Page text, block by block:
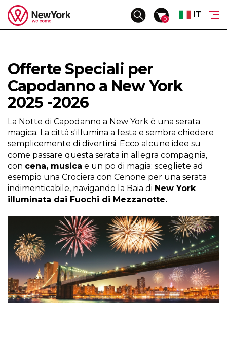
La Nostra Signature Collection™
New York a Piedi - Tour Privati™
Soggiorni a New York™
Corporate & VIP™
Viaggi di Gruppo Accompagnati
Circuiti Accompagnati in Pullman
Concierge: Servizi Aggiuntivi
Crociere & Elicotteri
Entrate ai Musei + NYC PASS
Broadway Musical & Shows
Tour di notte
Tour e Crociere delle Festività
Ristoranti
Carta Regalo - Gift Card
Natale e Festività Natalizie
Capodanno
Pasqua
4 di Luglio
La Maratona di NYC
Viaggio di Nozze
Trasferimenti in Auto
Trasferimenti in Autobus per Gruppi
Eventi
Da vedere
Da sapere
Assistenza in loco
A New York con Irene
Alberghi
Residence
Toggle
0 IT
Offerte Speciali per
Capodanno a New York
2025 -2026
La Notte di Capodanno a New York è una serata
magica. La città s'illumina a festa e sembra chiedere
semplicemente di divertirsi. Ecco alcune idee su
come passare questa serata in allegra compagnia,
con cena, musica e un po di magia: scegliete ad
esempio una Crociera con Cenone per una serata
indimenticabile, navigando la Baia di New York
illuminata dai Fuochi di Mezzanotte.